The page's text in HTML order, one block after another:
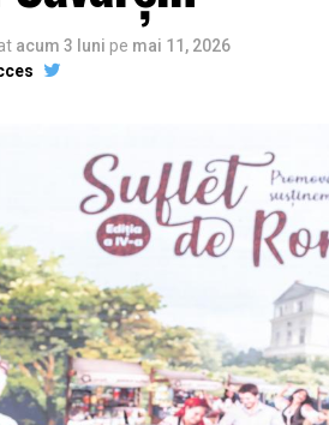
acum 3 luni pe mai 11, 2026